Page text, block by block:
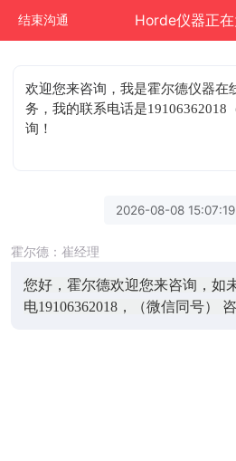
结束沟通 Horde仪器正
欢迎您来咨询 ，我是霍尔德仪器
务，我的联系电话是19106362018
询！
2026-08-08
霍尔德：崔经理
您好，霍尔德欢迎您来咨询，如
电19106362018，（微信同号）